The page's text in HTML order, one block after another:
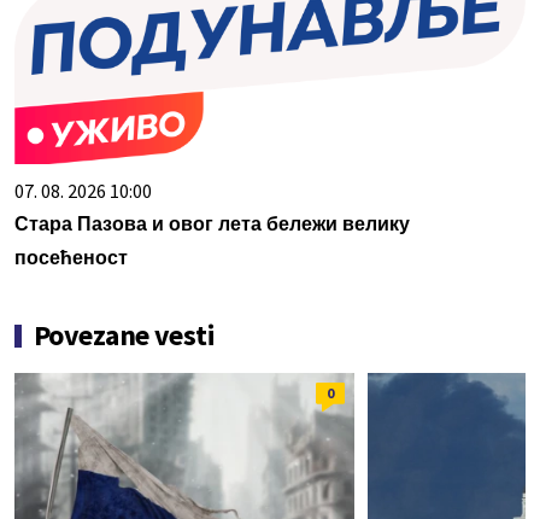
07. 08. 2026 10:00
Стара Пазова и овог лета бележи велику
посећеност
Povezane vesti
0